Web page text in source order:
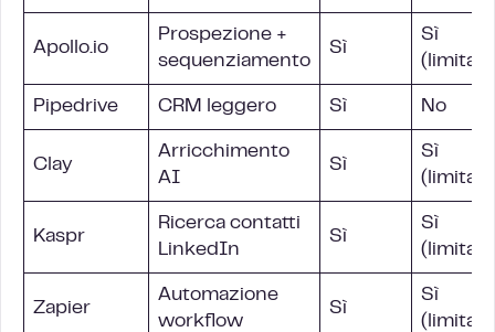
Apollo.io
Prospezione +
sequenziamento
Sì
Sì
Pipedrive CRM leggero Sì No
Clay
Arricchimento
AI
Sì
Sì
Kaspr
Ricerca contatti
LinkedIn
Sì
Sì
Zapier
Automazione
workflow
Sì
Sì